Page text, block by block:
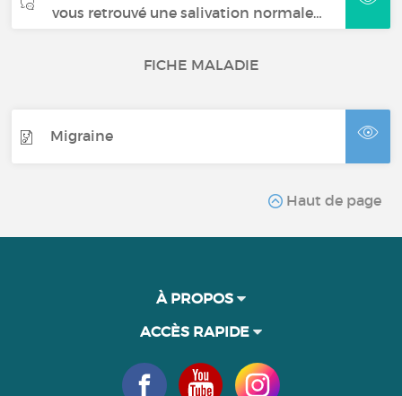
vous retrouvé une salivation normale…
FICHE MALADIE
Migraine
Haut de page
À PROPOS
ACCÈS RAPIDE